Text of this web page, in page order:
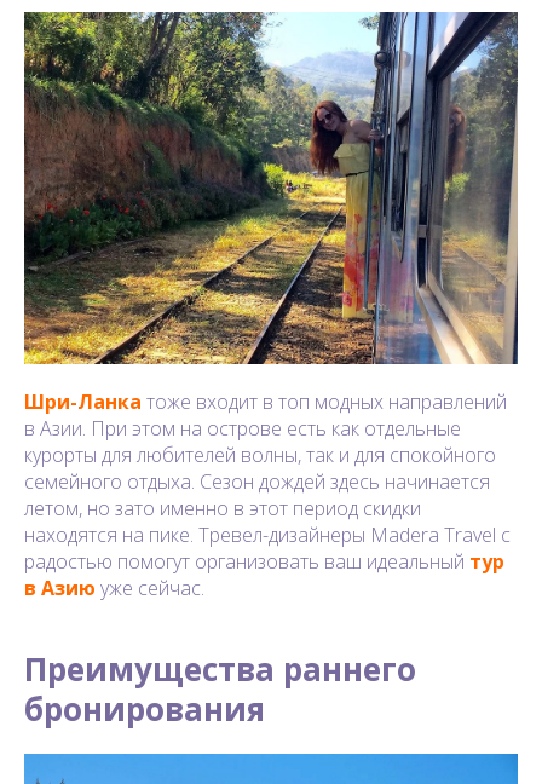
Шри-Ланка тоже входит в топ модных направлений
в Азии. При этом на острове есть как отдельные
курорты для любителей волны, так и для спокойного
семейного отдыха. Сезон дождей здесь начинается
летом, но зато именно в этот период скидки
находятся на пике. Тревел-дизайнеры Madera Travel с
радостью помогут организовать ваш идеальный тур
в Азию уже сейчас.
Преимущества раннего
бронирования